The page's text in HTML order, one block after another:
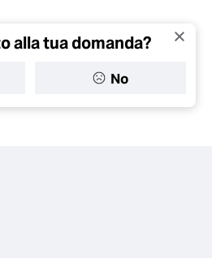
alla tua domanda?
No